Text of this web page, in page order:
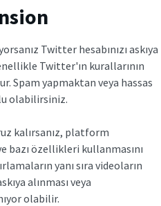
Twitter hesabınızı askıya
Twitter'ın kurallarının
Spam yapmaktan veya hassas
olabilirsiniz.
kalırsanız, platform
bazı özellikleri kullanmasını
yanı sıra videoların
alınması veya
olabilir.